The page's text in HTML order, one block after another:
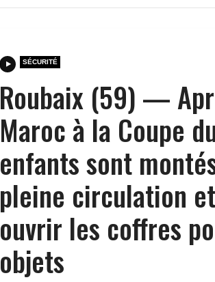
SÉCURITÉ
Roubaix (59) —
Maroc à la Coupe
enfants sont
pleine circulation
ouvrir les coffres
objets